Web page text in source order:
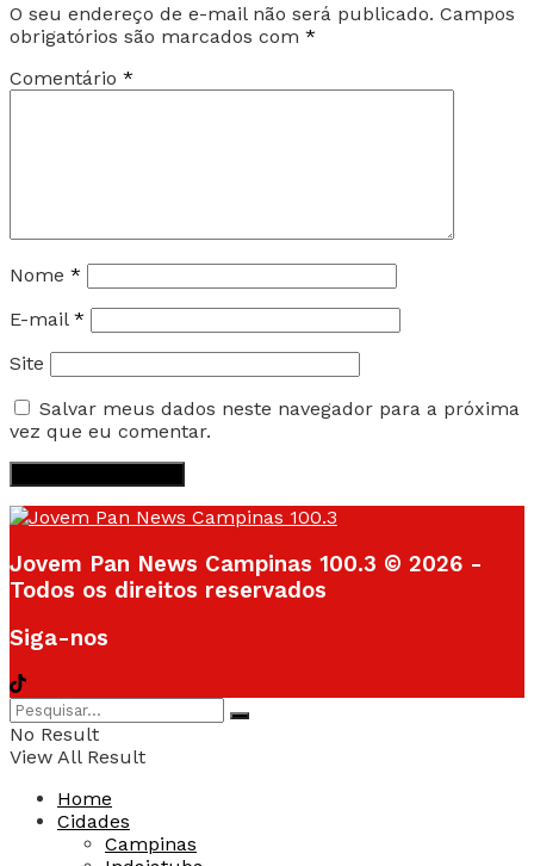
O seu endereço de e-mail não será publicado. Campos
obrigatórios são marcados com *
Comentário *
Nome *
E-mail *
Site
Salvar meus dados neste navegador para a próxima
vez que eu comentar.
Jovem Pan News Campinas 100.3 © 2026 -
Todos os direitos reservados
Siga-nos
No Result
View All Result
Home
Cidades
Campinas